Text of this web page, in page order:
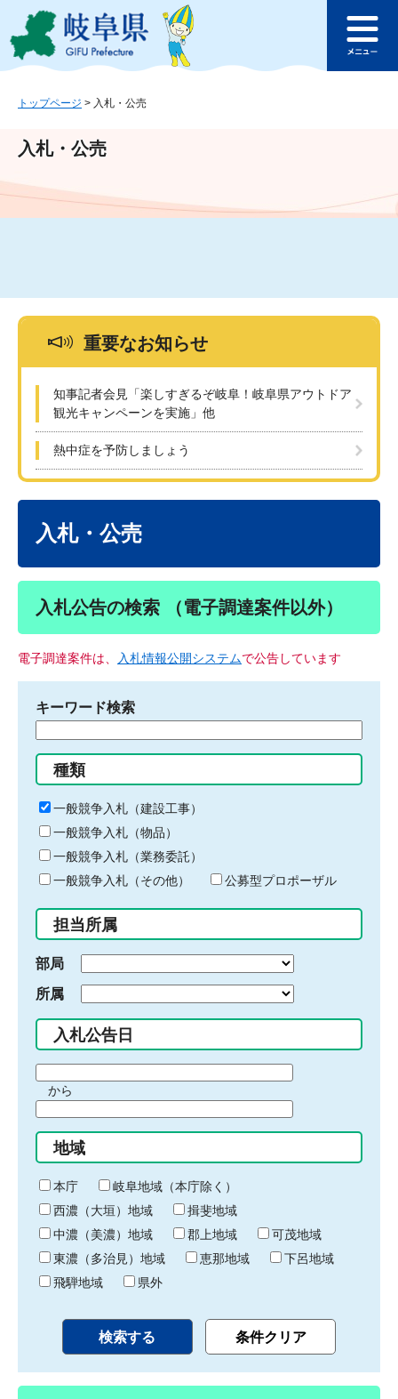
ジ
ュ
文
このページの本文へ
ュ
トップページ > 入札・公売
入札・公売
重要なお知らせ
知事記者会見「楽しすぎるぞ岐阜！岐阜県アウトドア
観光キャンペーンを実施」他
熱中症を予防しましょう
入札・公売
入札公告の検索 （電子調達案件以外）
電子調達案件は、 入札情報公開システムで公告しています
キーワード検索
る
キ
ー
ワ
ー
ド
入
力
種類
一般競争入札（建設工事）
一般競争入札（物品）
一般競争入札（業務委託）
一般競争入札（その他）
公募型プロポーザル
担当所属
部局
所属
入札公告日
間
始
り
から
間
終
わ
り
地域
本庁
岐阜地域（本庁除く）
西濃（大垣）地域
揖斐地域
中濃（美濃）地域
郡上地域
可茂地域
東濃（多治見）地域
恵那地域
下呂地域
飛騨地域
県外